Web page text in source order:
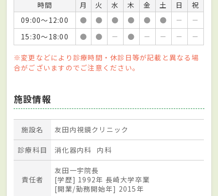
時間 月 火 水 木 金 土 日
祝
09:00～12:00
● ● ● ● ● ● －
－
15:30～18:00
● ● － ● － － － －
※変更などにより診療時間・休診日等が記載と異なる場
合がございますのでご注意ください。
施設情報
施設名 友田内視鏡クリニック
診療科目 消化器内科 内科
責任者
友田一宇院長
[学歴] 1992年 長崎大学卒業
[開業/勤務開始年] 2015年